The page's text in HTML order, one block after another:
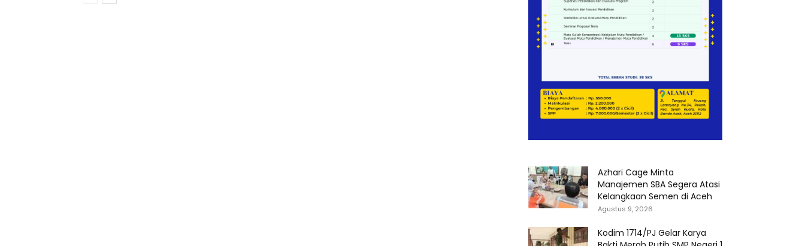
Azhari Cage Minta
Manajemen SBA Segera Atasi
Kelangkaan Semen di Aceh
Agustus 9, 2026
Kodim 1714/PJ Gelar Karya